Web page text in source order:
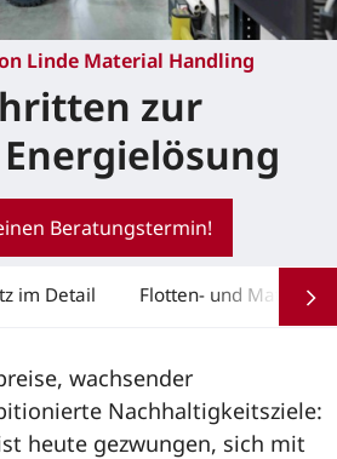
Linde Material Handling
zur
Beratungstermin!
im Detail Flotten- und
wachsender
Nachhaltigkeitsziele:
heute gezwungen, sich mit